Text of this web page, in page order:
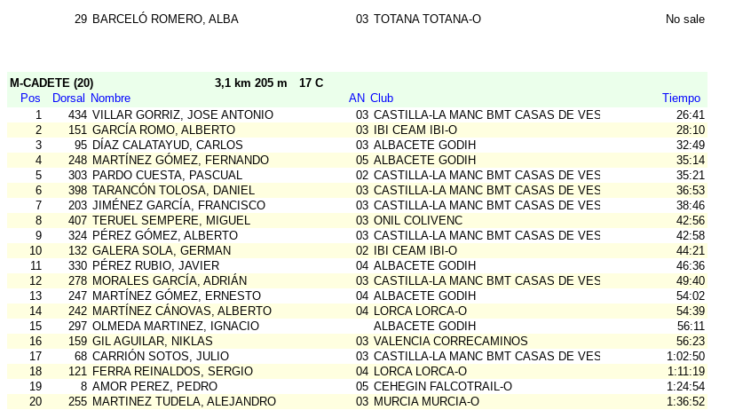
29 BARCELÓ ROMERO, ALBA 03 TOTANA TOTANA-O No sale
M-CADETE (20) 3,1 km 205 m
17 C
Pos
Dorsal Nombre AN Club
Tiempo
1
434 VILLAR GORRIZ, JOSE ANTONIO 03 CASTILLA-LA MANC BMT CASAS DE VES
26:41
2
151 GARCÍA ROMO, ALBERTO 03 IBI CEAM IBI-O
28:10
3
95 DÍAZ CALATAYUD, CARLOS 03 ALBACETE GODIH
32:49
4
248 MARTÍNEZ GÓMEZ, FERNANDO 05 ALBACETE GODIH
35:14
5
303 PARDO CUESTA, PASCUAL 02 CASTILLA-LA MANC BMT CASAS DE VES
35:21
6
398 TARANCÓN TOLOSA, DANIEL 03 CASTILLA-LA MANC BMT CASAS DE VES
36:53
7
203 JIMÉNEZ GARCÍA, FRANCISCO 03 CASTILLA-LA MANC BMT CASAS DE VES
38:46
8
407 TERUEL SEMPERE, MIGUEL 03 ONIL COLIVENC
42:56
9
324 PÉREZ GÓMEZ, ALBERTO 03 CASTILLA-LA MANC BMT CASAS DE VES
42:58
10
132 GALERA SOLA, GERMAN 02 IBI CEAM IBI-O
44:21
11
330 PÉREZ RUBIO, JAVIER 04 ALBACETE GODIH
46:36
12
278 MORALES GARCÍA, ADRIÁN 03 CASTILLA-LA MANC BMT CASAS DE VES
49:40
13
247 MARTÍNEZ GÓMEZ, ERNESTO 04 ALBACETE GODIH
54:02
14
242 MARTÍNEZ CÁNOVAS, ALBERTO 04 LORCA LORCA-O
54:39
15
297 OLMEDA MARTINEZ, IGNACIO ALBACETE GODIH
56:11
16
159 GIL AGUILAR, NIKLAS 03 VALENCIA CORRECAMINOS
56:23
17
68 CARRIÓN SOTOS, JULIO 03 CASTILLA-LA MANC BMT CASAS DE VES
1:02:50
18
121 FERRA REINALDOS, SERGIO 04 LORCA LORCA-O
1:11:19
19
8 AMOR PEREZ, PEDRO 05 CEHEGIN FALCOTRAIL-O
1:24:54
20
255 MARTINEZ TUDELA, ALEJANDRO 03 MURCIA MURCIA-O 1:36:52